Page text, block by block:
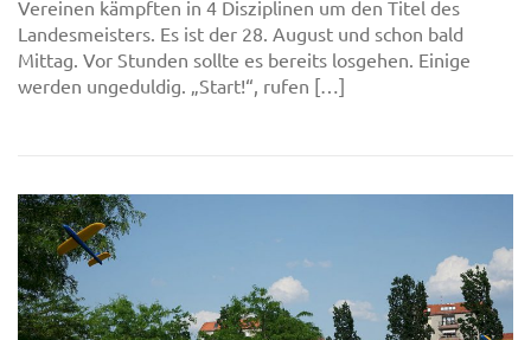
Vereinen kämpften in 4 Disziplinen um den Titel des
Landesmeisters. Es ist der 28. August und schon bald
Mittag. Vor Stunden sollte es bereits losgehen. Einige
werden ungeduldig. „Start!“, rufen […]